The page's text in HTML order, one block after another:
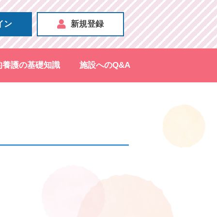
ン 新規登録
養護の基礎知識 施設へのQ&A